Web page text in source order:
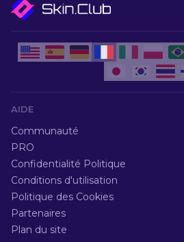
AIDE
Communauté
PRO
Confidentialité Politique
Conditions d'utilisation
Politique des Cookies
Partenaires
Plan du site